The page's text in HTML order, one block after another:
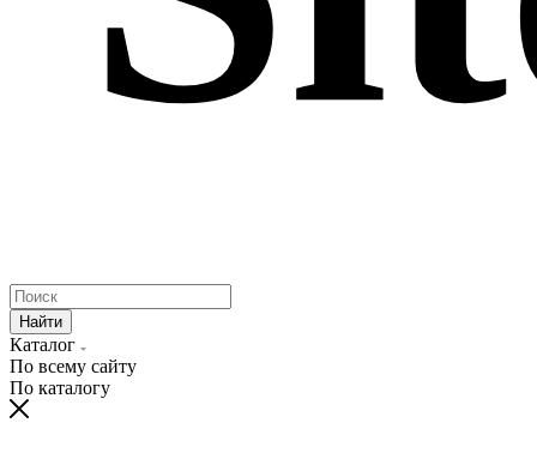
Найти
Каталог
По всему сайту
По каталогу